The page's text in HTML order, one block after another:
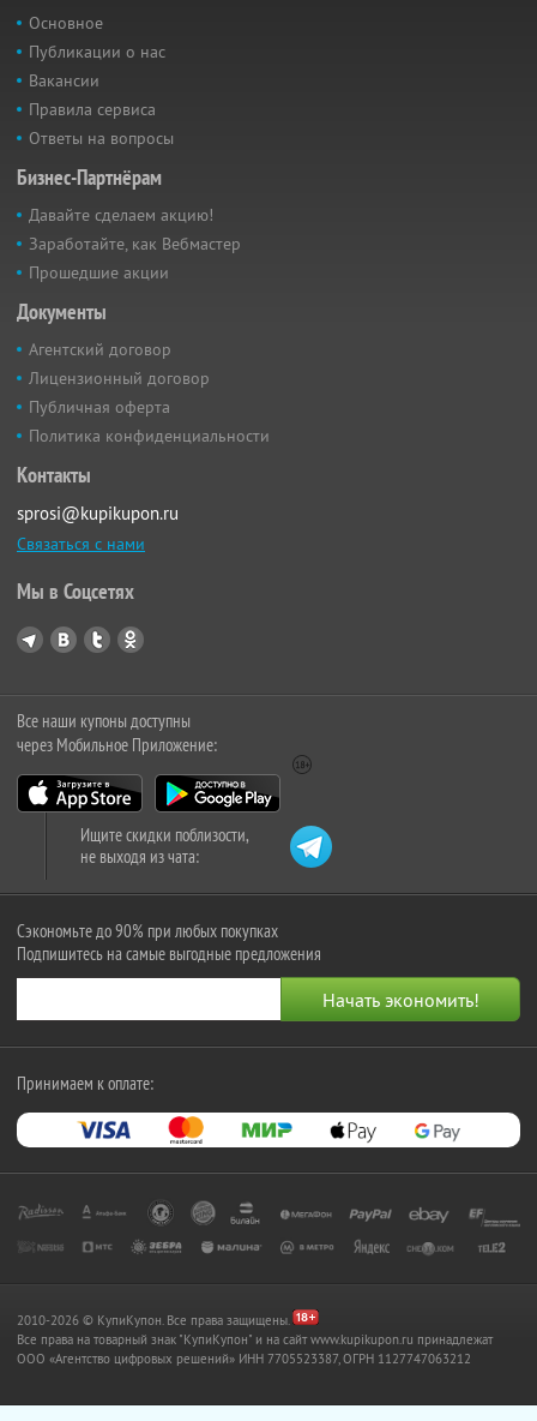
Основное
Публикации о нас
Вакансии
Правила сервиса
Ответы на вопросы
Бизнес-Партнёрам
Давайте сделаем акцию!
Заработайте, как Вебмастер
Прошедшие акции
Документы
Агентский договор
Лицензионный договор
Публичная оферта
Политика конфиденциальности
Контакты
sprosi@kupikupon.ru
Связаться с нами
Мы в Соцсетях
Все наши купоны доступны
через Мобильное Приложение:
Ищите скидки поблизости,
не выходя из чата:
Сэкономьте до 90% при любых покупках
Подпишитесь на самые выгодные предложения
Принимаем к оплате:
2010-2026 © КупиКупон. Все права защищены.
Все права на товарный знак "КупиКупон" и на сайт www.kupikupon.ru принадлежат
OOO «Агентство цифровых решений» ИНН 7705523387, ОГРН 1127747063212